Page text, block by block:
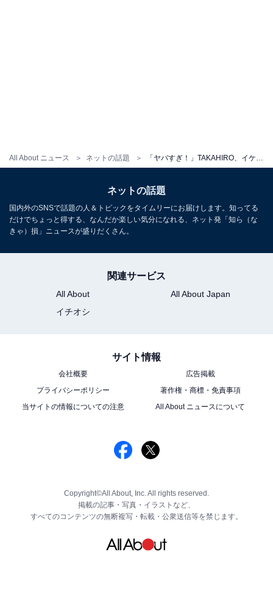
All About ニュース ネットの話題
ネットの話題
国内外のSNSで話題の人＆トピックをタイムリーにお届けします。知ってる
だけでちょっと得する、なんだか楽しい気分になれる、ネット発「知ら（な
きゃ）損」ニュースが盛りだくさん。
関連サービス
All About
All About Japan
イチオシ
サイト情報
会社概要
広告掲載
プライバシーポリシー
著作権・商標・免責事項
当サイトの情報についての注意
All About ニュースについて
Copyright©All About, Inc. All rights reserved.
掲載の記事・写真・イラストなど、
すべてのコンテンツの無断複写・転載・公衆送信等を禁じます。